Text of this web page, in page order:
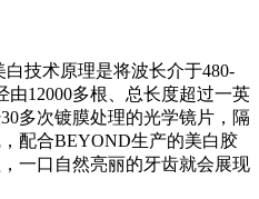
技术原理是将波长介于480-
由12000多根、总长度超过一英
多次镀膜处理的光学镜片，隔
配合BEYOND生产的美白胶
一口自然亮丽的牙齿就会展现